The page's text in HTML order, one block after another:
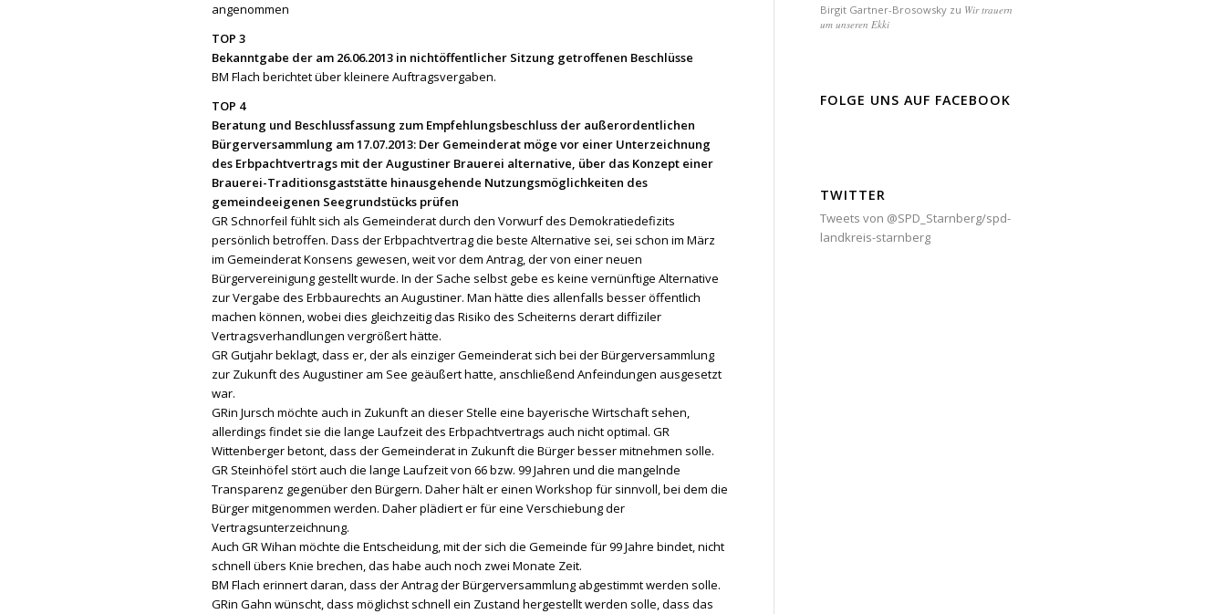
angenommen
TOP 3
Bekanntgabe der am 26.06.2013 in nichtöffentlicher Sitzung getroffenen Beschlüsse
BM Flach berichtet über kleinere Auftragsvergaben.
TOP 4
Beratung und Beschlussfassung zum Empfehlungsbeschluss der außerordentlichen
Bürgerversammlung am 17.07.2013: Der Gemeinderat möge vor einer Unterzeichnung
des Erbpachtvertrags mit der Augustiner Brauerei alternative, über das Konzept einer
Brauerei-Traditionsgaststätte hinausgehende Nutzungsmöglichkeiten des
gemeindeeigenen Seegrundstücks prüfen
GR Schnorfeil fühlt sich als Gemeinderat durch den Vorwurf des Demokratiedefizits
persönlich betroffen. Dass der Erbpachtvertrag die beste Alternative sei, sei schon im März
im Gemeinderat Konsens gewesen, weit vor dem Antrag, der von einer neuen
Bürgervereinigung gestellt wurde. In der Sache selbst gebe es keine vernünftige Alternative
zur Vergabe des Erbbaurechts an Augustiner. Man hätte dies allenfalls besser öffentlich
machen können, wobei dies gleichzeitig das Risiko des Scheiterns derart diffiziler
Vertragsverhandlungen vergrößert hätte.
GR Gutjahr beklagt, dass er, der als einziger Gemeinderat sich bei der Bürgerversammlung
zur Zukunft des Augustiner am See geäußert hatte, anschließend Anfeindungen ausgesetzt
war.
GRin Jursch möchte auch in Zukunft an dieser Stelle eine bayerische Wirtschaft sehen,
allerdings findet sie die lange Laufzeit des Erbpachtvertrags auch nicht optimal. GR
Wittenberger betont, dass der Gemeinderat in Zukunft die Bürger besser mitnehmen solle.
GR Steinhöfel stört auch die lange Laufzeit von 66 bzw. 99 Jahren und die mangelnde
Transparenz gegenüber den Bürgern. Daher hält er einen Workshop für sinnvoll, bei dem die
Bürger mitgenommen werden. Daher plädiert er für eine Verschiebung der
Vertragsunterzeichnung.
Auch GR Wihan möchte die Entscheidung, mit der sich die Gemeinde für 99 Jahre bindet, nicht
schnell übers Knie brechen, das habe auch noch zwei Monate Zeit.
BM Flach erinnert daran, dass der Antrag der Bürgerversammlung abgestimmt werden solle.
GRin Gahn wünscht, dass möglichst schnell ein Zustand hergestellt werden solle, dass das
Birgit Gartner-Brosowsky zu Wir trauern
um unseren Ekki
FOLGE UNS AUF FACEBOOK
TWITTER
Tweets von @SPD_Starnberg/spd-
landkreis-starnberg